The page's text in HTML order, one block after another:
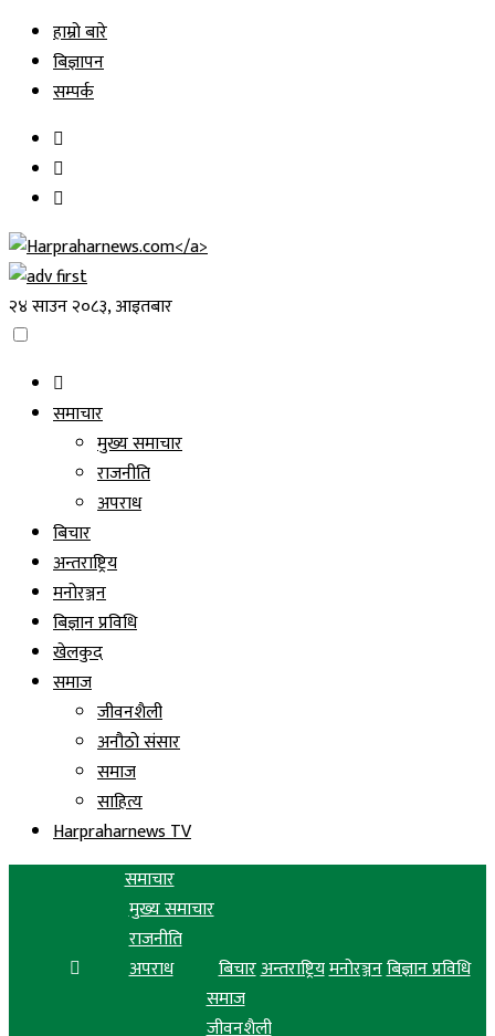
Skip
content
हाम्रो बारे
बिज्ञापन
सम्पर्क
२४ साउन २०८३, आइतबार
समाचार
मुख्य समाचार
राजनीति
अपराध
बिचार
अन्तराष्ट्रिय
मनोरञ्जन
बिज्ञान प्रविधि
खेलकुद
समाज
जीवनशैली
अनौठो संसार
समाज
साहित्य
Harpraharnews TV
समाचार
मुख्य समाचार
राजनीति
अपराध
बिचारअन्तराष्ट्रियमनोरञ्जनबिज्ञान प्रविधि
समाज
जीवनशैली